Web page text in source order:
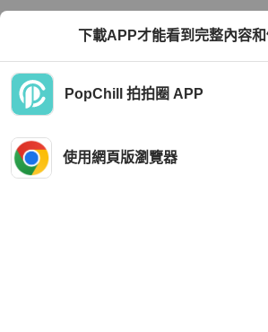
下載APP才能看到完整內容
PopChill 拍拍圈 APP
使用網頁版瀏覽器